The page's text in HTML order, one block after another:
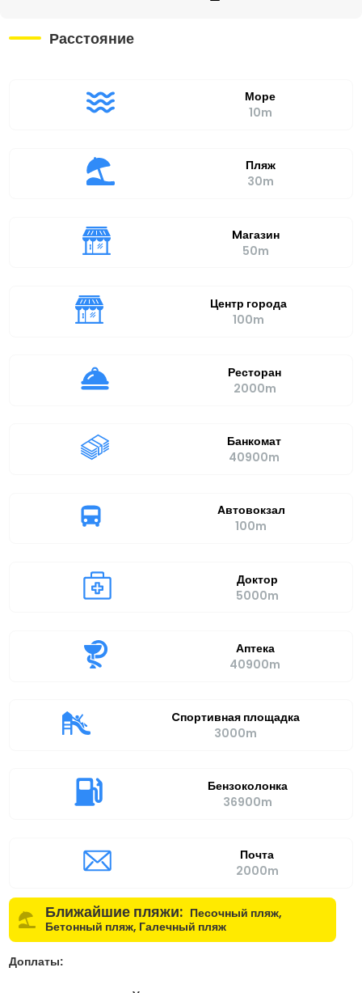
Расстояние
Море
10m
Пляж
30m
Mагазин
50m
Центр города
100m
Ресторан
2000m
Банкомат
40900m
Aвтовокзал
100m
Доктор
5000m
Аптека
40900m
Cпортивная площадка
3000m
Бензоколонка
36900m
Почта
2000m
Ближайшие пляжи: Песочный пляж,
Бетонный пляж, Галечный пляж
Доплаты: